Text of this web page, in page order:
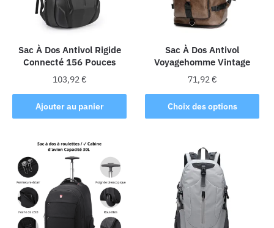
Sac À Dos Antivol Rigide
Connecté 156 Pouces
103,92€
Ajouter au panier
Sac À Dos Antivol
Voyagehomme Vintage
71,92€
Choix des options
Ce
produit
plusieurs
variations.
Les
options
peuvent
être